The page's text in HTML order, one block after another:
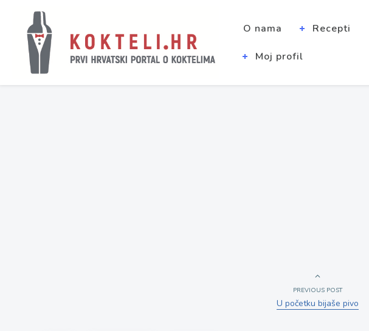
O nama Recepti
Moj profil
PREVIOUS POST
U početku bijaše pivo